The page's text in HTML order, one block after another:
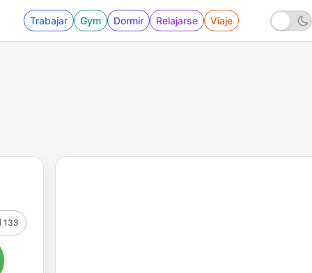
Trabajar Gym Dormir Relajarse Viaje
133